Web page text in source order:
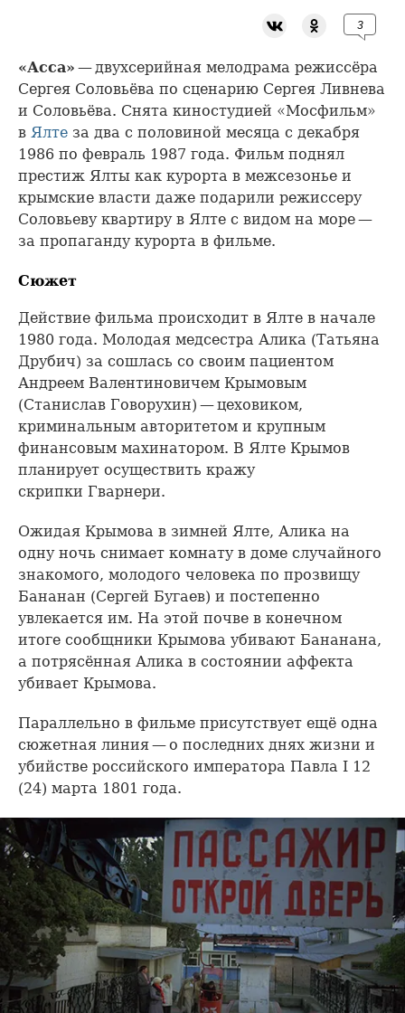
3
«Асса» — двухсерийная мелодрама режиссёра
Сергея Соловьёва по сценарию Сергея Ливнева
и Соловьёва. Снята киностудией «Мосфильм»
в Ялте за два с половиной месяца с декабря
1986 по февраль 1987 года. Фильм поднял
престиж Ялты как курорта в межсезонье и
крымские власти даже подарили режиссеру
Соловьеву квартиру в Ялте с видом на море —
за пропаганду курорта в фильме.
Сюжет
Действие фильма происходит в Ялте в начале
1980 года. Молодая медсестра Алика (Татьяна
Друбич) за сошлась со своим пациентом
Андреем Валентиновичем Крымовым
(Станислав Говорухин) — цеховиком,
криминальным авторитетом и крупным
финансовым махинатором. В Ялте Крымов
планирует осуществить кражу
скрипки Гварнери.
Ожидая Крымова в зимней Ялте, Алика на
одну ночь снимает комнату в доме случайного
знакомого, молодого человека по прозвищу
Бананан (Сергей Бугаев) и постепенно
увлекается им. На этой почве в конечном
итоге сообщники Крымова убивают Бананана,
а потрясённая Алика в состоянии аффекта
убивает Крымова.
Параллельно в фильме присутствует ещё одна
сюжетная линия — о последних днях жизни и
убийстве российского императора Павла I 12
(24) марта 1801 года.